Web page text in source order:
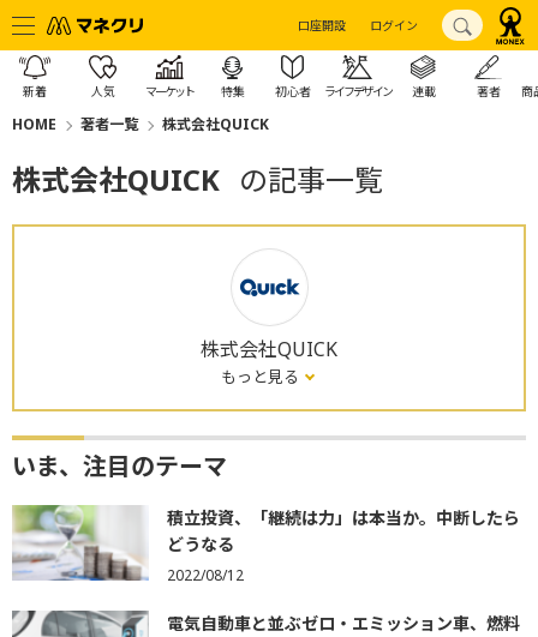
口座開設 ログイン
新着 人気 マーケット 特集 初心者 ライフデザイン 連載 著者 商
HOME 著者一覧 株式会社QUICK
株式会社QUICK の記事一覧
株式会社QUICK
もっと見る
いま、注目のテーマ
積立投資、「継続は力」は本当か。中断したら
どうなる
2022/08/12
電気自動車と並ぶゼロ・エミッション車、燃料